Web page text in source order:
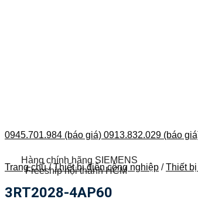
0945.701.984 (báo giá) 0913.832.029 (báo
Hàng chính hãng SIEMENS
Freeship nội thành HCM
Trang chủ / Thiết bị điện công nghiệp / Thiết
3RT2028-4AP60